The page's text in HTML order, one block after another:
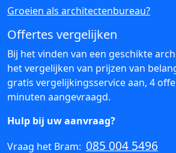
Groeien als architectenbureau?
Offertes vergelijken
Bij het vinden van een geschikte
het vergelijken van prijzen van
gratis vergelijkingsservice aan, 4
minuten aangevraagd.
Hulp bij uw aanvraag?
Vraag het Bram: 085 004 5496